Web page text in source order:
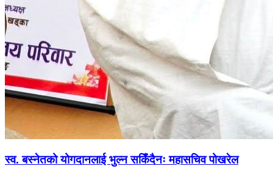
स्व. बस्नेतको योगदानलाई भुल्न सकिँदैनः महासचिव पोखरेल